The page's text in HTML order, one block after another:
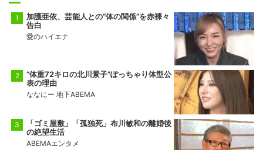
加護亜依、芸能人との“体の関係”を赤裸々
告白
愛のハイエナ
“体重72キロの北川景子”ぽっちゃり体型公
表の理由
ななにー 地下ABEMA
「ゴミ屋敷」「孤独死」布川敏和の離婚後
の絶望生活
ABEMAエンタメ